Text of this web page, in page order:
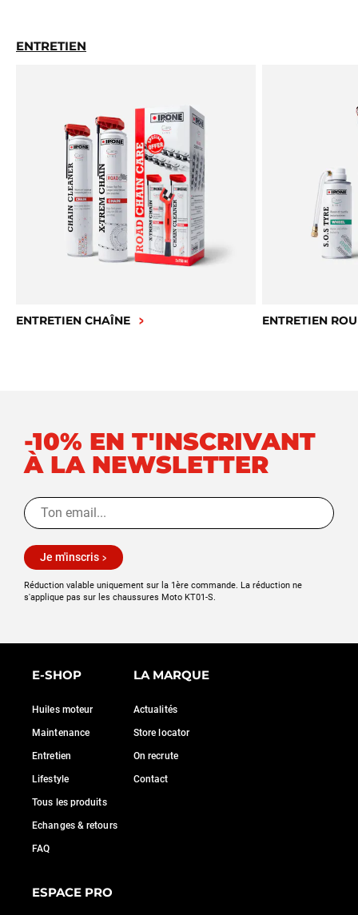
ENTRETIEN
ENTRETIEN CHAÎNE ENTRETIEN
-10% EN T'INSCRIVANT
À LA NEWSLETTER
Je m'inscris
Réduction valable uniquement sur la 1ère commande. La réduction ne
s'applique pas sur les chaussures Moto KT01-S.
E-SHOP
Huiles moteur
Maintenance
Entretien
Lifestyle
Tous les produits
Echanges & retours
FAQ
LA MARQUE
Actualités
Store locator
On recrute
Contact
ESPACE PRO